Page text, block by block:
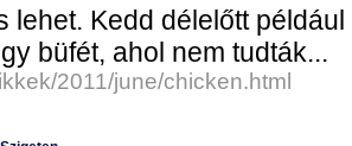
lehet. Kedd délelőtt
büfét, ahol nem tudták...
2011/june/chicken.html